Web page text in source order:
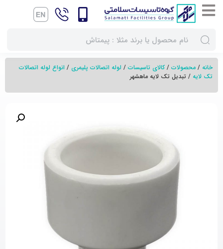
خانه / محصولات / کالای تاسیسات / لوله اتصالات پلیمری / انواع لوله اتصالات
تک لایه / تبدیل تک لایه ماهشهر